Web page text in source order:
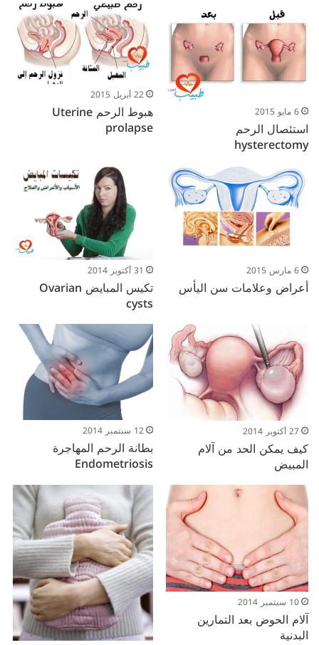
6 مايو 2015
استئصال الرحم
hysterectomy
22 أبريل 2015
هبوط الرحم Uterine
prolapse
6 مارس 2015
أعراض وعلامات سن اليأس
31 أكتوبر 2014
تكيس المبايض Ovarian
cysts
27 أكتوبر 2014
كيف يمكن الحد من آلام
المبيض
12 سبتمبر 2014
بطانة الرحم المهاجرة
Endometriosis
10 سبتمبر 2014
آلام الحوض بعد التمارين
البدنية